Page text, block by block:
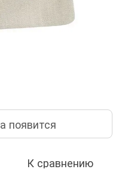
появится
К сравнению